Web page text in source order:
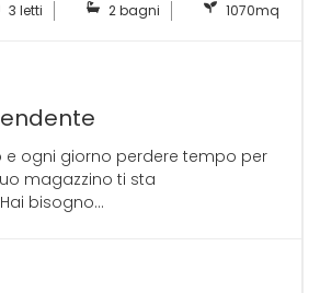
3 letti 2 bagni 1070mq
e ogni giorno perdere tempo per
magazzino ti sta
bisogno...